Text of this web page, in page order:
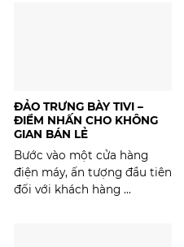
ĐẢO TRƯNG BÀY TIVI –
ĐIỂM NHẤN CHO KHÔNG
GIAN BÁN LẺ
Bước vào một cửa hàng
điện máy, ấn tượng đầu tiên
đối với khách hàng ...